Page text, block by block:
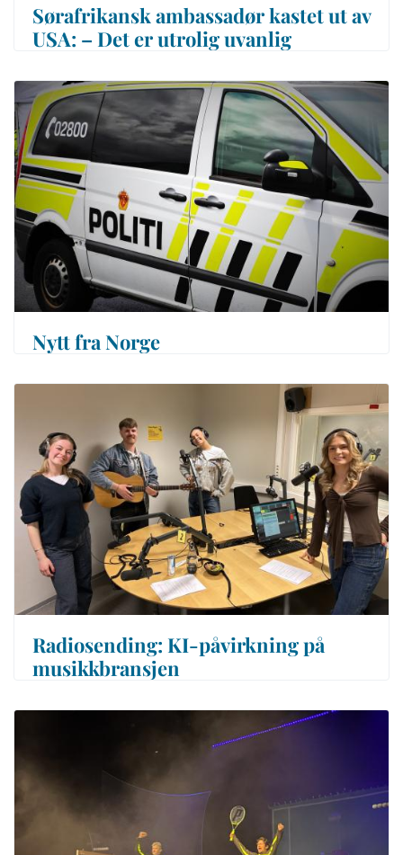
Sørafrikansk ambassadør kastet ut av
USA: – Det er utrolig uvanlig
Nytt fra Norge
Radiosending: KI-påvirkning på
musikkbransjen